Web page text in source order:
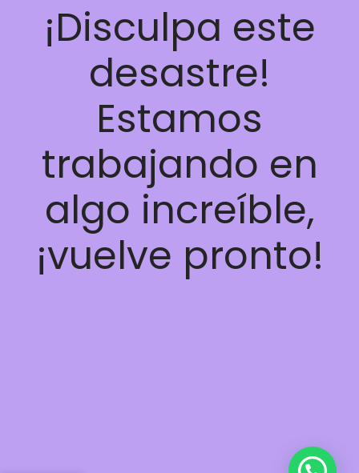
¡Disculpa este
desastre!
Estamos
trabajando en
algo increíble,
¡vuelve pronto!